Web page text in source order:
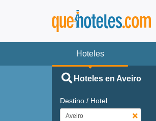
Hoteles
Hoteles en Aveiro
Destino / Hotel